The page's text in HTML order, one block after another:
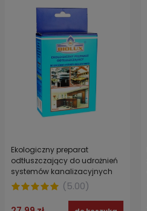
Ekologiczny preparat
odtłuszczający do udrożnień
systemów kanalizacyjnych
BIOLUX 5 x 20 g(5.00)